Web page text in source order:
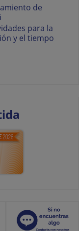
de
para la
y el tiempo